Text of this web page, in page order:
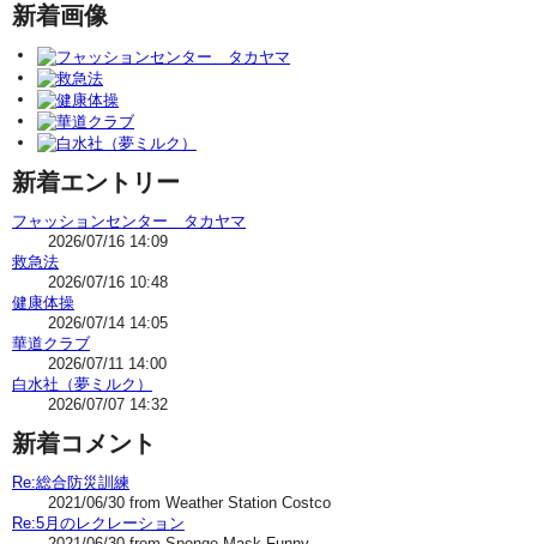
新着画像
新着エントリー
フャッションセンター タカヤマ
2026/07/16 14:09
救急法
2026/07/16 10:48
健康体操
2026/07/14 14:05
華道クラブ
2026/07/11 14:00
白水社（夢ミルク）
2026/07/07 14:32
新着コメント
Re:総合防災訓練
2021/06/30 from Weather Station Costco
Re:5月のレクレーション